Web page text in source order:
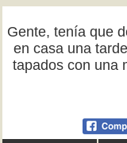
Gente, tenía que
en casa una
tapados con una